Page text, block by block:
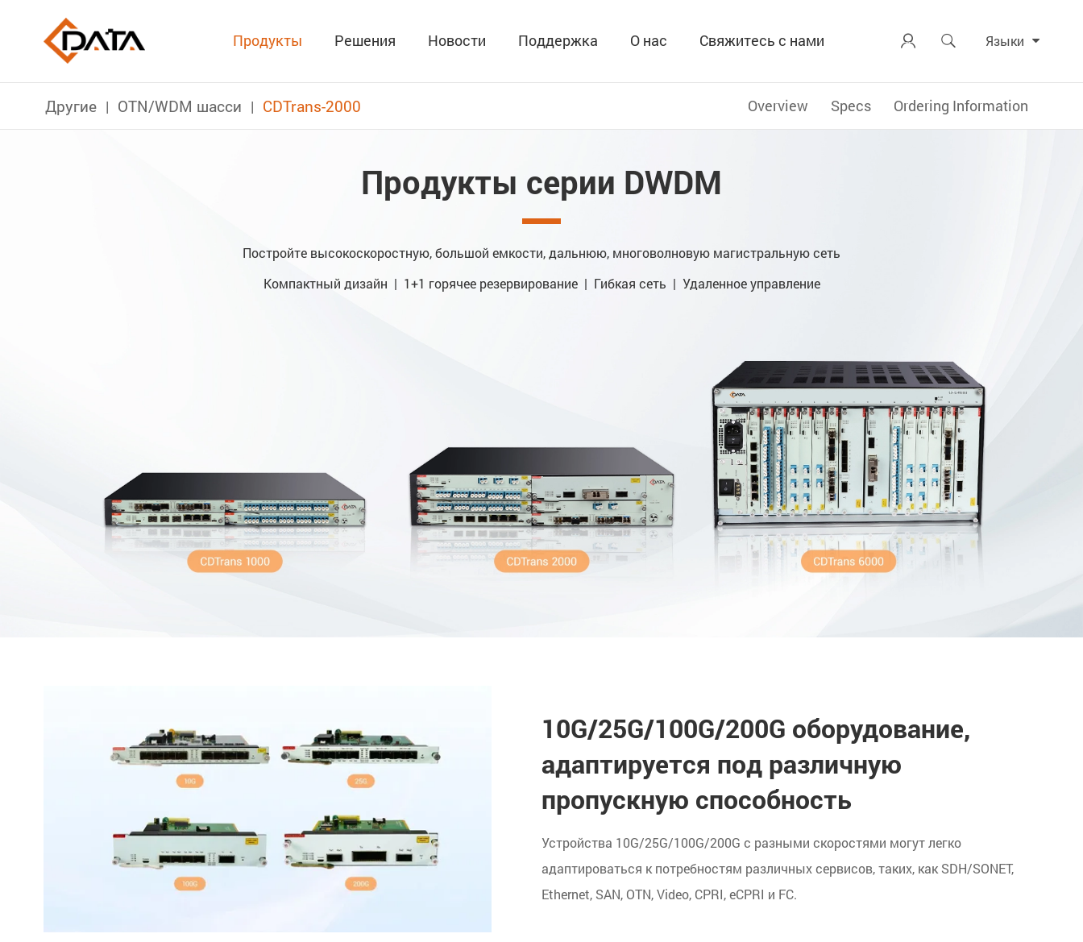
Продукты Решения Новости Поддержка О нас Свяжитесь с нами   Языки
Другие OTN/WDM шасси CDTrans-2000 Overview Specs Ordering Information
Продукты серии DWDM
Постройте высокоскоростную, большой емкости, дальнюю, многоволновую магистральную сеть
Компактный дизайн | 1+1 горячее резервирование | Гибкая сеть | Удаленное управление
10G/25G/100G/200G оборудование,
адаптируется под различную
пропускную способность
Устройства 10G/25G/100G/200G с разными скоростями могут легко
адаптироваться к потребностям различных сервисов, таких, как SDH/SONET,
Ethernet, SAN, OTN, Video, CPRI, eCPRI и FC.